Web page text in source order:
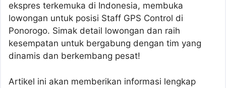
ekspres terkemuka di Indonesia, membuka
lowongan untuk posisi Staff GPS Control di
Ponorogo. Simak detail lowongan dan raih
kesempatan untuk bergabung dengan tim yang
dinamis dan berkembang pesat!
Artikel ini akan memberikan informasi lengkap